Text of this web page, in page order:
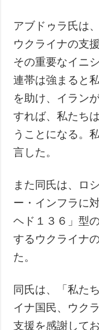
アブドゥラ氏は
ウクライナの支
その重要なイニ
連帯は強まると
を助け、イラン
すれば、私たち
うことになる。
言した。
また同氏は、ロ
ー・インフラに
ヘド１３６」型
するウクライナ
た。
同氏は、「私た
イナ国民、ウク
支援を感謝して